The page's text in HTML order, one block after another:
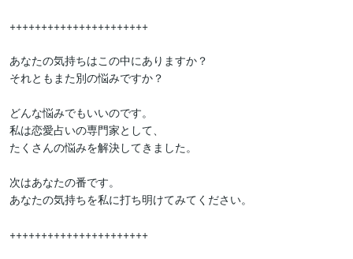
++++++++++++++++++++++
あなたの気持ちはこの中にありますか？
それともまた別の悩みですか？
どんな悩みでもいいのです。
私は恋愛占いの専門家として、
たくさんの悩みを解決してきました。
次はあなたの番です。
あなたの気持ちを私に打ち明けてみてください。
++++++++++++++++++++++